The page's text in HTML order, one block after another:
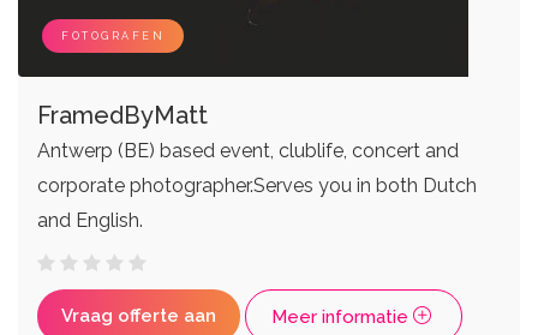
FOTOGRAFEN
FramedByMatt
Antwerp (BE) based event, clublife, concert and
corporate photographer.​Serves you in both Dutch
and English.
Vraag offerte aan Meer informatie